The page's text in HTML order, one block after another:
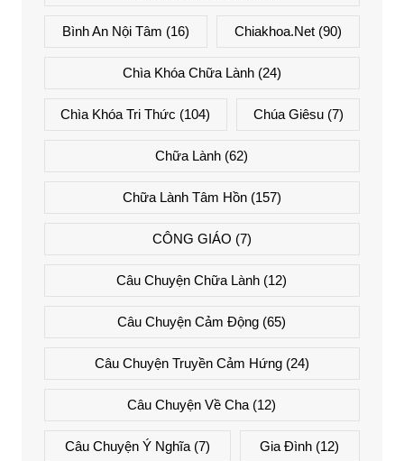
Bình An Nội Tâm (16) Chiakhoa.net (90)
Chìa Khóa Chữa Lành(24)
Chìa Khóa Tri Thức (104) Chúa Giêsu(7)
Chữa Lành (62)
Chữa Lành Tâm Hồn(157)
CÔNG GIÁO (7)
Câu Chuyện Chữa Lành (12)
Câu Chuyện Cảm Động (65)
Câu Chuyện Truyền Cảm Hứng(24)
Câu Chuyện Về Cha (12)
Câu Chuyện Ý Nghĩa(7) Gia Đình (12)